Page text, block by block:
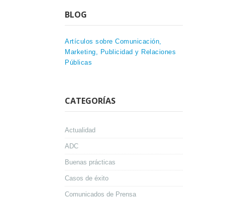
BLOG
Artículos sobre Comunicación,
Marketing, Publicidad y Relaciones
Públicas
CATEGORÍAS
Actualidad
ADC
Buenas prácticas
Casos de éxito
Comunicados de Prensa